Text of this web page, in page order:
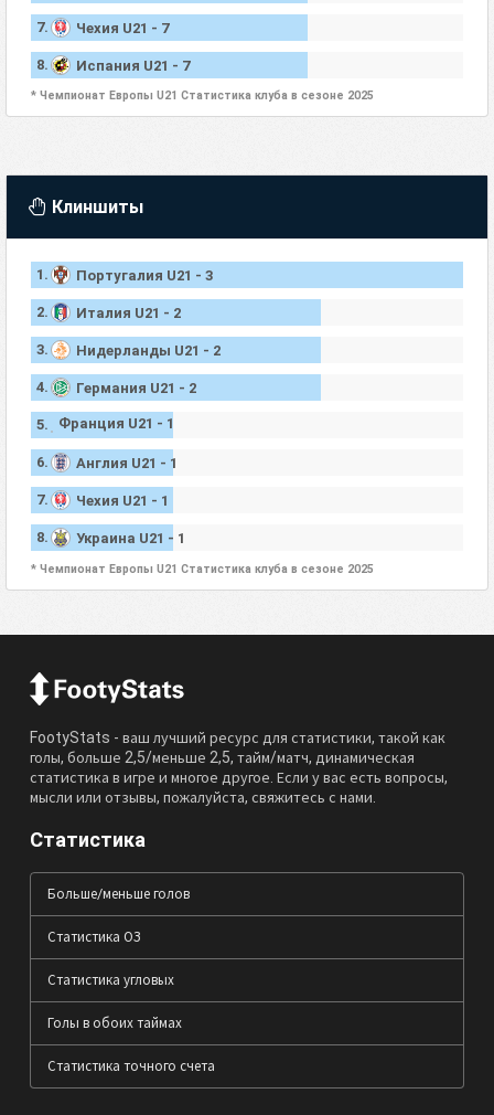
7. Чехия U21 - 7
8. Испания U21 - 7
* Чемпионат Европы U21 Статистика клуба в сезоне 2025
Клиншиты
1. Португалия U21 - 3
2. Италия U21 - 2
3. Нидерланды U21 - 2
4. Германия U21 - 2
5. Франция U21 - 1
6. Англия U21 - 1
7. Чехия U21 - 1
8. Украина U21 - 1
* Чемпионат Европы U21 Статистика клуба в сезоне 2025
FootyStats - ваш лучший ресурс для статистики, такой как
голы, больше 2,5/меньше 2,5, тайм/матч, динамическая
статистика в игре и многое другое. Если у вас есть вопросы,
мысли или отзывы, пожалуйста, свяжитесь с нами.
Статистика
Больше/меньше голов
Статистика ОЗ
Статистика угловых
Голы в обоих таймах
Статистика точного счета